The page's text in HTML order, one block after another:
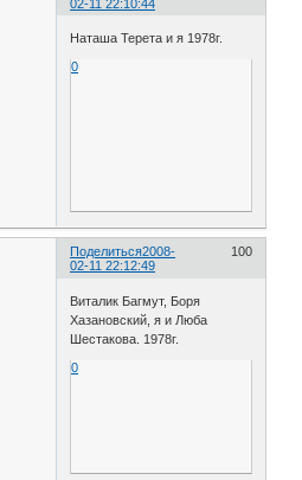
02-11 22:10:44
Наташа Терета и я 1978г.
0
Поделиться 100
2008-
02-11 22:12:49
Виталик Багмут, Боря
Хазановский, я и Люба
Шестакова. 1978г.
0